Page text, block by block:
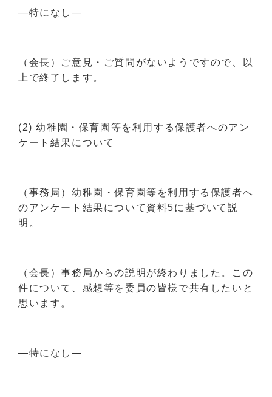
―特になし―
（会長）ご意見・ご質問がないようですので、以
上で終了します。
(2) 幼稚園・保育園等を利用する保護者へのアン
ケート結果について
（事務局）幼稚園・保育園等を利用する保護者へ
のアンケート結果について資料5に基づいて説
明。
（会長）事務局からの説明が終わりました。この
件について、感想等を委員の皆様で共有したいと
思います。
―特になし―